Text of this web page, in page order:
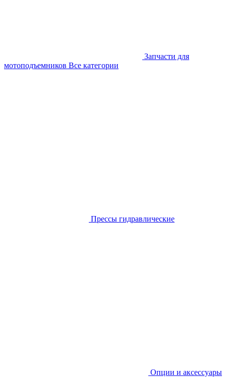
Запчасти для
мотоподъемников Все категории
Прессы гидравлические
Опции и аксессуары